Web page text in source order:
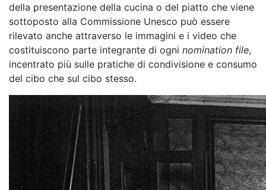
della presentazione della cucina o del piatto che viene
sottoposto alla Commissione Unesco può essere
rilevato anche attraverso le immagini e i video che
costituiscono parte integrante di ogni nomination file,
incentrato più sulle pratiche di condivisione e consumo
del cibo che sul cibo stesso.